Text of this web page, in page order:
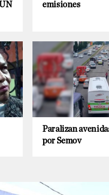
emisiones
Paralizan
por Semov